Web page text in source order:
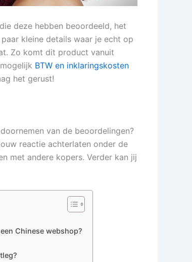
deze hebben beoordeeld, het
kleine details waar je echt op
Zo komt dit product vanuit
BTW en inklaringskosten
het gerust!
van de beoordelingen?
reactie achterlaten onder de
met andere kopers. Verder kan jij
Chinese webshop?